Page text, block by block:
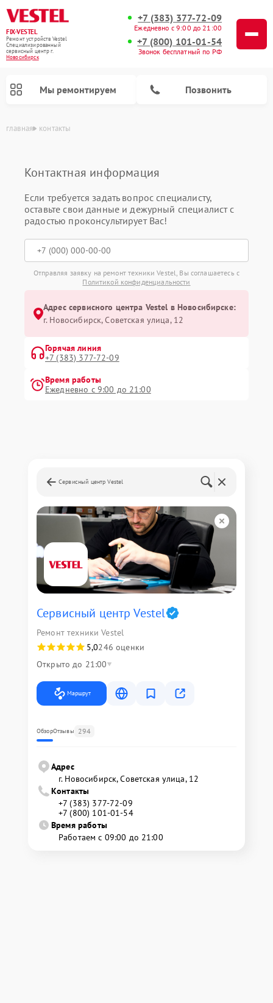
FIX-VESTEL
Ремонт устройств Vestel
Специализированный
cервисный центр г.
Новосибирск
+7 (383) 377-72-09
Ежедневно с 9:00 до 21:00
+7 (800) 101-01-54
Звонок бесплатный по РФ
Мы ремонтируем Позвонить
главная контакты
Контактная информация
Если требуется задать вопрос специалисту,
оставьте свои данные и дежурный специалист с
радостью проконсультирует Вас!
Отправляя заявку на ремонт техники Vestel, Вы соглашаетесь с
Политикой конфиденциальности
Адрес сервисного центра Vestel в Новосибирске:
г. Новосибирск, Советская улица, 12
Горячая линия
+7 (383) 377-72-09
Время работы
Ежедневно с 9:00 до 21:00
Сервисный центр Vestel
Сервисный центр Vestel
Ремонт техники Vestel
5,0246 оценки
Открыто до 21:00
Маршрут
ОбзорОтзывы 294
Адрес
г. Новосибирск, Советская улица, 12
Контакты
+7 (383) 377-72-09
+7 (800) 101-01-54
Время работы
Работаем с 09:00 до 21:00